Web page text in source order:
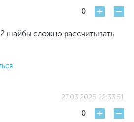
0
+ -
шайбы сложно рассчитывать
27.03.2025 22:33:51
0
+ -